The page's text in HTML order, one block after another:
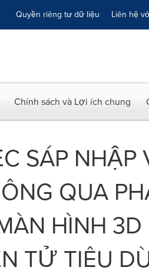
Quyền riêng tư dữ liệu Liên hệ
Chính sách và Lợi ích chung
SÁP NHẬP
QUA
HÌNH
TỬ TIÊU